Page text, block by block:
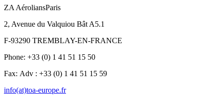
ZA AéroliansParis
2, Avenue du Valquiou Bât A5.1
F-93290 TREMBLAY-EN-FRANCE
Phone: +33 (0) 1 41 51 15 50
Fax: Adv : +33 (0) 1 41 51 15 59
info(at)toa-europe.fr